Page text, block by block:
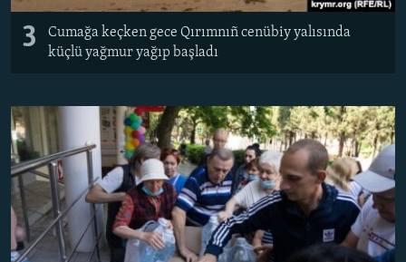
3
Cumağa keçken gece Qırımnıñ cenübiy yalısında
küçlü yağmur yağıp başladı